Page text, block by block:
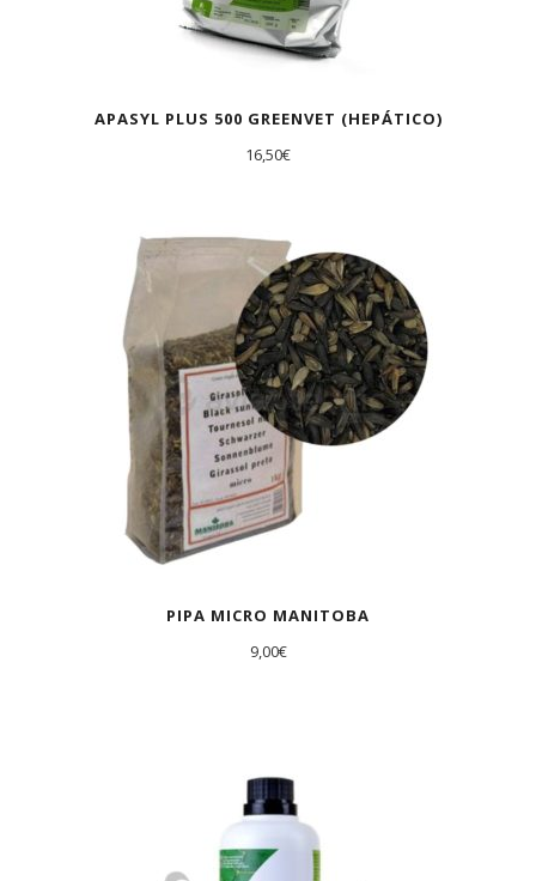
APASYL PLUS 500 GREENVET (HEPÁTICO)
16,50€
PIPA MICRO MANITOBA
9,00€